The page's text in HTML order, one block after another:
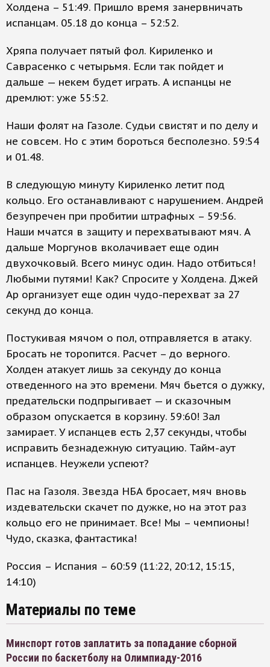
Холдена – 51:49. Пришло время занервничать
испанцам. 05.18 до конца – 52:52.
Хряпа получает пятый фол. Кириленко и
Саврасенко с четырьмя. Если так пойдет и
дальше — некем будет играть. А испанцы не
дремлют: уже 55:52.
Наши фолят на Газоле. Судьи свистят и по делу и
не совсем. Но с этим бороться бесполезно. 59:54
и 01.48.
В следующую минуту Кириленко летит под
кольцо. Его останавливают с нарушением. Андрей
безупречен при пробитии штрафных – 59:56.
Наши мчатся в защиту и перехватывают мяч. А
дальше Моргунов вколачивает еще один
двухочковый. Всего минус один. Надо отбиться!
Любыми путями! Как? Спросите у Холдена. Джей
Ар организует еще один чудо-перехват за 27
секунд до конца.
Постукивая мячом о пол, отправляется в атаку.
Бросать не торопится. Расчет – до верного.
Холден атакует лишь за секунду до конца
отведенного на это времени. Мяч бьется о дужку,
предательски подпрыгивает — и сказочным
образом опускается в корзину. 59:60! Зал
замирает. У испанцев есть 2,37 секунды, чтобы
исправить безнадежную ситуацию. Тайм-аут
испанцев. Неужели успеют?
Пас на Газоля. Звезда НБА бросает, мяч вновь
издевательски скачет по дужке, но на этот раз
кольцо его не принимает. Все! Мы – чемпионы!
Чудо, сказка, фантастика!
Россия – Испания – 60:59 (11:22, 20:12, 15:15,
14:10)
Материалы по теме
Минспорт готов заплатить за попадание сборной
России по баскетболу на Олимпиаду-2016